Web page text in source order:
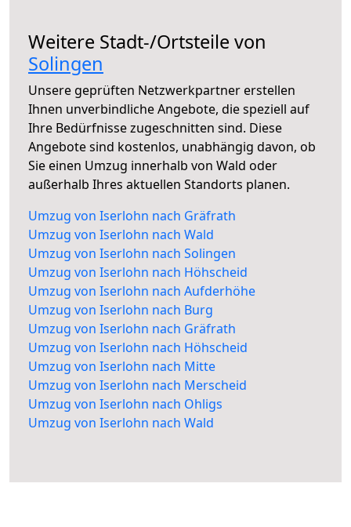
Weitere Stadt-/Ortsteile von
Solingen
Unsere geprüften Netzwerkpartner erstellen
Ihnen unverbindliche Angebote, die speziell auf
Ihre Bedürfnisse zugeschnitten sind. Diese
Angebote sind kostenlos, unabhängig davon, ob
Sie einen Umzug innerhalb von Wald oder
außerhalb Ihres aktuellen Standorts planen.
Umzug von Iserlohn nach Gräfrath
Umzug von Iserlohn nach Wald
Umzug von Iserlohn nach Solingen
Umzug von Iserlohn nach Höhscheid
Umzug von Iserlohn nach Aufderhöhe
Umzug von Iserlohn nach Burg
Umzug von Iserlohn nach Gräfrath
Umzug von Iserlohn nach Höhscheid
Umzug von Iserlohn nach Mitte
Umzug von Iserlohn nach Merscheid
Umzug von Iserlohn nach Ohligs
Umzug von Iserlohn nach Wald